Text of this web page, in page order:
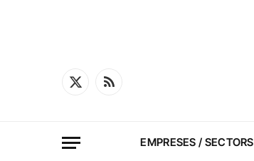
X
RSS
EMPRESES / SECTORS